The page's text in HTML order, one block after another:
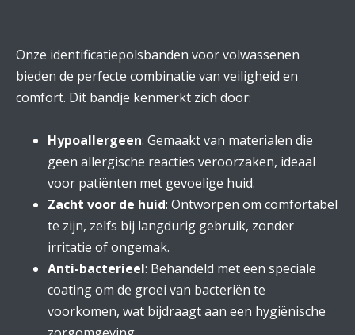
Onze identificatiepolsbanden voor volwassenen
bieden de perfecte combinatie van veiligheid en
comfort. Dit bandje kenmerkt zich door:
Hypoallergeen: Gemaakt van materialen die
geen allergische reacties veroorzaken, ideaal
voor patiënten met gevoelige huid.
Zacht voor de huid: Ontworpen om comfortabel
te zijn, zelfs bij langdurig gebruik, zonder
irritatie of ongemak.
Anti-bacterieel: Behandeld met een speciale
coating om de groei van bacteriën te
voorkomen, wat bijdraagt aan een hygiënische